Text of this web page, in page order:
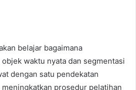
belajar bagaimana
waktu nyata dan segmentasi
dengan satu pendekatan
meningkatkan prosedur pelatihan